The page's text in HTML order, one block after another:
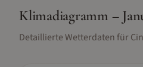
Klimadiagramm –
Detaillierte Wetterdaten für